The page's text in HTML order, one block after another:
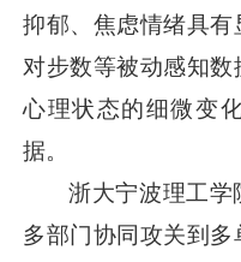
抑郁、焦虑情绪具
对步数等被动感知
心理状态的细微变
据。
浙大宁波理工学
多部门协同攻关到